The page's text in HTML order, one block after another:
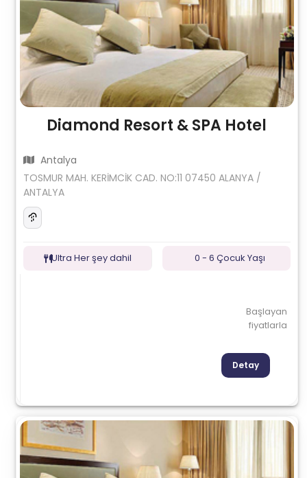
Diamond Resort & SPA Hotel
Antalya
TOSMUR MAH. KERİMCİK CAD. NO:11 07450 ALANYA /
ANTALYA
Ultra Her şey dahil 0 - 6 Çocuk Yaşı
Başlayan
fiyatlarla
Detay